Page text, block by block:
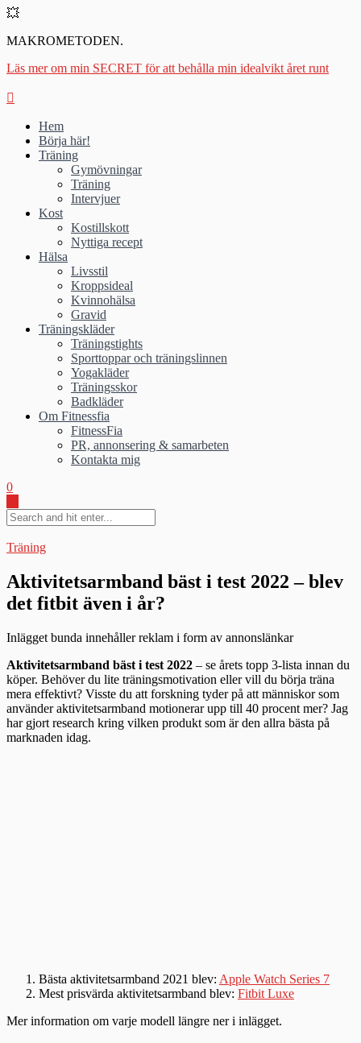
💥
MAKROMETODEN.
Läs mer om min SECRET för att behålla min idealvikt året runt
Hem
Börja här!
Träning
Gymövningar
Träning
Intervjuer
Kost
Kostillskott
Nyttiga recept
Hälsa
Livsstil
Kroppsideal
Kvinnohälsa
Gravid
Träningskläder
Träningstights
Sporttoppar och träningslinnen
Yogakläder
Träningsskor
Badkläder
Om Fitnessfia
FitnessFia
PR, annonsering & samarbeten
Kontakta mig
0
Träning
Aktivitetsarmband bäst i test 2022 – blev
det fitbit även i år?
Inlägget bunda innehåller reklam i form av annonslänkar
Aktivitetsarmband bäst i test 2022 – se årets topp 3-lista innan du
köper. Behöver du lite träningsmotivation eller vill du börja träna
mera effektivt? Visste du att forskning tyder på att människor som
använder aktivitetsarmband motionerar upp till 40 procent mer? Jag
har gjort research kring vilken produkt som är den allra bästa på
marknaden idag.
Bästa aktivitetsarmband 2021 blev: Apple Watch Series 7
Mest prisvärda aktivitetsarmband blev: Fitbit Luxe
Mer information om varje modell längre ner i inlägget.